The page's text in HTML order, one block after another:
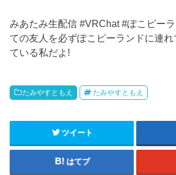
みあたみ生配信 #VRChat #ぽこピー
ての友人を必ずぽこピーランドに連
ている私だよ!
たみやすともえ たみやすともえ
ツイート
はてブ